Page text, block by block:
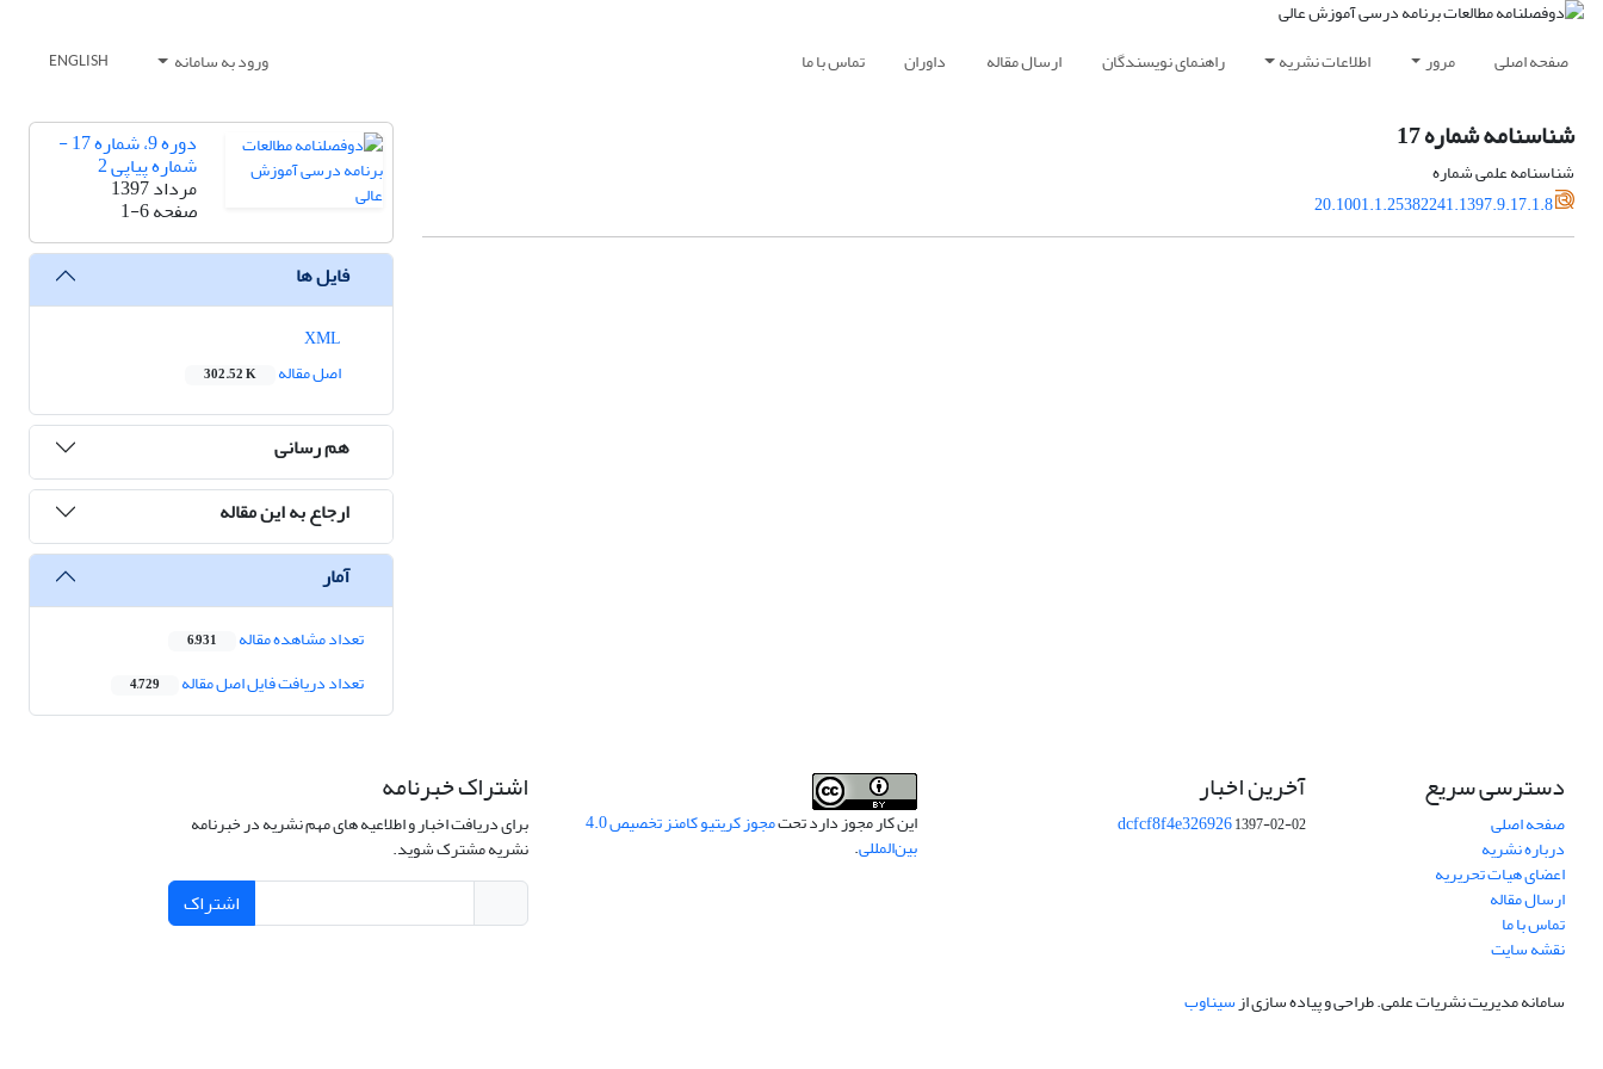
صفحه اصلی مرور اطلاعات نشریه راهنمای نویسندگان ارسال مقاله داوران تماس با ما ورود به سامانه ENGLISH
شناسنامه شماره 17
شناسنامه علمی شماره
20.1001.1.25382241.1397.9.17.1.8
دوره 9، شماره 17 -
شماره پیاپی 2
مرداد 1397
صفحه1-6
فایل ها
اصل مقاله
302.52 K
هم رسانی
ارجاع به این مقاله
آمار
تعداد مشاهده مقاله 6,931
تعداد دریافت فایل اصل مقاله 4,729
دسترسی سریع
صفحه اصلی
درباره نشریه
اعضای هیات تحریریه
ارسال مقاله
تماس با ما
نقشه سایت
آخرین اخبار
dcfcf8f4e3269261397-02-02 این کار مجوز دارد تحت مجوز کریتیو کامنز تخصیص 4.0
بین‌المللی.
اشتراک خبرنامه
برای دریافت اخبار و اطلاعیه های مهم نشریه در خبرنامه
نشریه مشترک شوید.
اشتراک
سامانه مدیریت نشریات علمی.طراحی و پیاده سازی ازسیناوب